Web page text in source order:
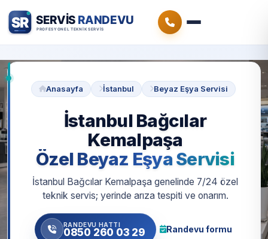
Anasayfa İstanbul Beyaz Eşya Servisi
İstanbul Bağcılar
Kemalpaşa
Özel Beyaz Eşya Servisi
İstanbul Bağcılar Kemalpaşa genelinde 7/24 özel
teknik servis; yerinde arıza tespiti ve onarım.
RANDEVU HATTI
0850 260 03 29 Randevu formu